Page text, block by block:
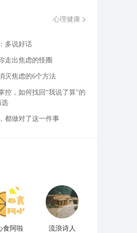
心理健康
多说好话
走出焦虑的怪圈
灭焦虑的6个方法
控，如何找回“我说了算”的
选
都做对了这一件事
食阿啦 流浪诗人